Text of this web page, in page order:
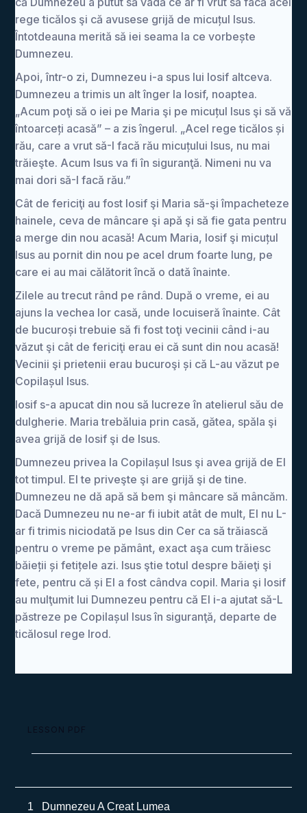
rege ticălos şi că avusese grijă de micuțul Isus.
Întotdeauna merită să iei seama la ce vorbește
Dumnezeu.
Apoi, într-o zi, Dumnezeu i-a spus lui Iosif altceva.
Dumnezeu a trimis un alt înger la Iosif, noaptea.
„Acum poţi să o iei pe Maria şi pe micuțul Isus şi să vă
întoarceți acasă” – a zis îngerul. „Acel rege ticălos și
rău, care a vrut să-I facă rău micuțului Isus, nu mai
trăieşte. Acum Isus va fi în siguranţă. Nimeni nu va
mai dori să-I facă rău.”
Cât de fericiţi au fost Iosif şi Maria să-şi împacheteze
hainele, ceva de mâncare şi apă şi să fie gata pentru
a merge din nou acasă! Acum Maria, Iosif şi micuțul
Isus au pornit din nou pe acel drum foarte lung, pe
care ei au mai călătorit încă o dată înainte.
Zilele au trecut rând pe rând. După o vreme, ei au
ajuns la vechea lor casă, unde locuiseră înainte. Cât
de bucuroși trebuie să fi fost toţi vecinii când i-au
văzut şi cât de fericiţi erau ei că sunt din nou acasă!
Vecinii şi prietenii erau bucuroşi și că L-au văzut pe
Copilașul Isus.
Iosif s-a apucat din nou să lucreze în atelierul său de
dulgherie. Maria trebăluia prin casă, gătea, spăla şi
avea grijă de Iosif şi de Isus.
Dumnezeu privea la Copilașul Isus şi avea grijă de El
tot timpul. El te priveşte şi are grijă şi de tine.
Dumnezeu ne dă apă să bem şi mâncare să mâncăm.
Dacă Dumnezeu nu ne-ar fi iubit atât de mult, El nu L-
ar fi trimis niciodată pe Isus din Cer ca să trăiască
pentru o vreme pe pământ, exact aşa cum trăiesc
băieții și fetițele azi. Isus ştie totul despre băieţi şi
fete, pentru că și El a fost cândva copil. Maria şi Iosif
au mulţumit lui Dumnezeu pentru că El i-a ajutat să-L
păstreze pe Copilașul Isus în siguranţă, departe de
ticălosul rege Irod.
LESSON PDF
1 Dumnezeu A Creat Lumea